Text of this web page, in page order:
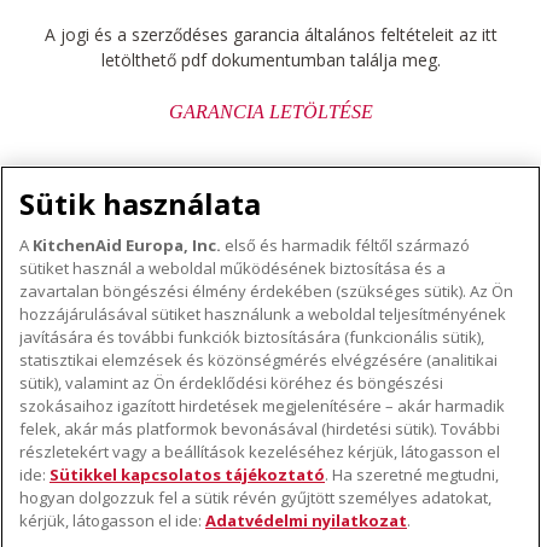
A jogi és a szerződéses garancia általános feltételeit az itt
letölthető pdf dokumentumban találja meg.
GARANCIA LETÖLTÉSE
A KITCHENAID MÁRKÁRÓL
A márka lényege
A márka története
ODR
TÁMOGATÁS
Hol lehet megvenni
Garancia és dokumentumok
Ügyfélszolgálat
KÖVESSEN BENNÜNKET
Sütik használata
A KitchenAid Europa, Inc. első és harmadik féltől származó
sütiket használ a weboldal működésének biztosítása és a
zavartalan böngészési élmény érdekében (szükséges sütik). Az Ön
hozzájárulásával sütiket használunk a weboldal teljesítményének
javítására és további funkciók biztosítására (funkcionális sütik),
statisztikai elemzések és közönségmérés elvégzésére (analitikai
sütik), valamint az Ön érdeklődési köréhez és böngészési
szokásaihoz igazított hirdetések megjelenítésére – akár harmadik
felek, akár más platformok bevonásával (hirdetési sütik). További
részletekért vagy a beállítások kezeléséhez kérjük, látogasson el
ide: Sütikkel kapcsolatos tájékoztató. Ha szeretné megtudni,
hogyan dolgozzuk fel a sütik révén gyűjtött személyes adatokat,
kérjük, látogasson el ide: Adatvédelmi nyilatkozat.